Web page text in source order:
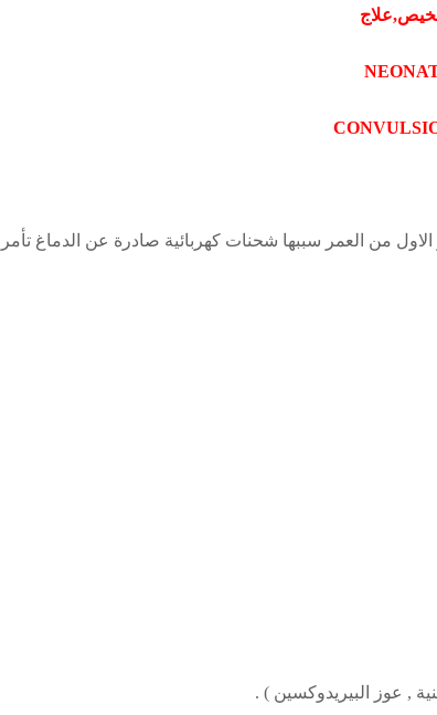
من العمر سببها شحنات كهربائية صادرة عن الدماغ تأمر
, عوز البيريدوكسين ) .